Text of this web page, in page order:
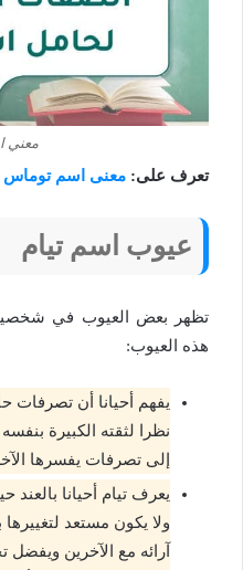
معني
تعرف على: معنى اسم توماس
عيوب اسم تيام
تظهر بعض العيوب في
هذه العيوب:
يفهم أحيانا أن تصرفات
نظرا لثقته الكبيرة
إلى تصرفات يفسرها
يعرف تيام أحيانا
ولا يكون مستعد
آرائه مع الآخرين